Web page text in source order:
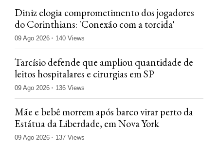
Diniz elogia comprometimento dos jogadores
do Corinthians: 'Conexão com a torcida'
09 Ago 2026 140 Views
Tarcísio defende que ampliou quantidade de
leitos hospitalares e cirurgias em SP
09 Ago 2026 136 Views
Mãe e bebê morrem após barco virar perto da
Estátua da Liberdade, em Nova York
09 Ago 2026 137 Views